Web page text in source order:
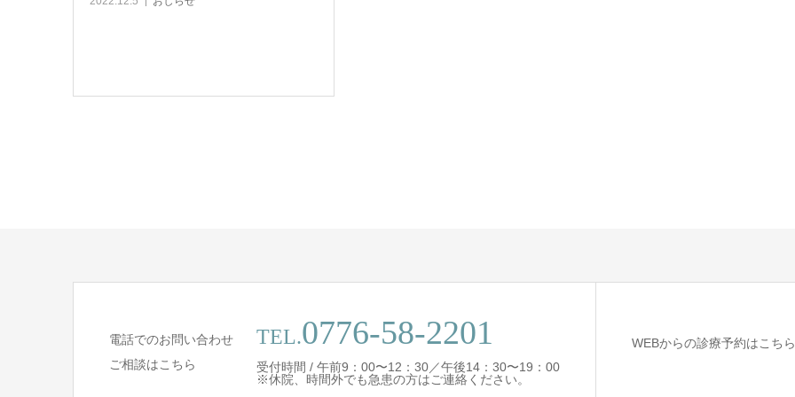
電話でのお問い合わせ
ご相談はこちら
TEL.0776-58-2201
受付時間 / 午前9：00〜12：30／午後14：30〜19：00
※休院、時間外でも急患の方はご連絡ください。
WEBからの診療予約はこちら